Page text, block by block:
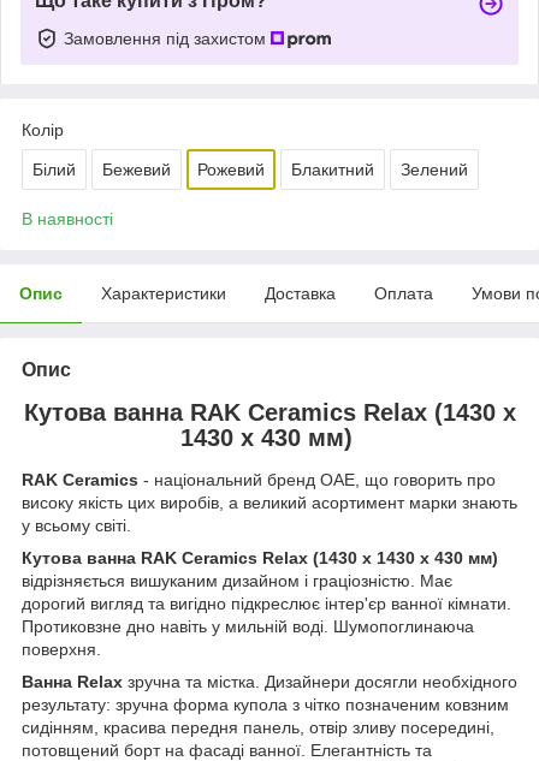
Замовлення під захистом
Колір
Білий Бежевий Рожевий Блакитний Зелений
В наявності
Опис Характеристики Доставка Оплата Умови
Опис
Кутова ванна RAK Ceramics Relax (1430 x
1430 x 430 мм)
RAK Ceramics - національний бренд ОАЕ, що говорить про
високу якість цих виробів, а великий асортимент марки знають
у всьому світі.
Кутова ванна RAK Ceramics Relax (1430 x 1430 x 430 мм)
відрізняється вишуканим дизайном і граціозністю. Має
дорогий вигляд та вигідно підкреслює інтер'єр ванної кімнати.
Протиковзне дно навіть у мильній воді. Шумопоглинаюча
поверхня.
Ванна Relax зручна та містка. Дизайнери досягли необхідного
результату: зручна форма купола з чітко позначеним ковзним
сидінням, красива передня панель, отвір зливу посередині,
потовщений борт на фасаді ванної. Елегантність та